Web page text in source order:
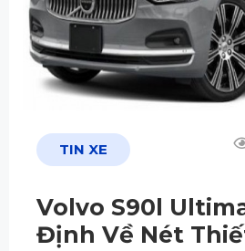
TIN XE
Volvo S90l
Định Về Nét